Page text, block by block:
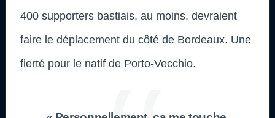
400 supporters bastiais, au moins, devraient
faire le déplacement du côté de Bordeaux. Une
fierté pour le natif de Porto-Vecchio.